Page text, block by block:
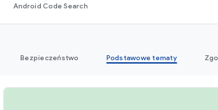
Android Code Search
Bezpieczeństwo Podstawowe tematy